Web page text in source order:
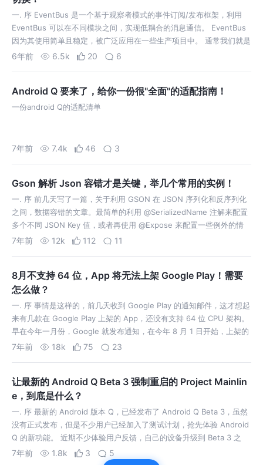
一. 序 EventBus 是一个基于观察者模式的事件订阅/发布框架，利用
EventBus 可以在不同模块之间，实现低耦合的消息通信。 EventBus
因为其使用简单且稳定，被广泛应用在一些生产项目中。 通常我们就是
使用 EventBus 分发一些消息给消息的订阅者，除此之…
6年前 6.5k 20 6
Android Q 要来了，给你一份很"全面"的适配指南！
一份android Q的适配清单
7年前 7.4k 46 3
Gson 解析 Json 容错才是关键，举几个常用的实例！
一. 序 前几天写了一篇，关于利用 GSON 在 JSON 序列化和反序列化
之间，数据容错的文章。最简单的利用 @SerializedName 注解来配置
多个不同 JSON Key 值，或者再使用 @Expose 来配置一些例外的情
况。更复杂一些的数据，可以使用 TypeAda…
7年前 12k 112 11
8月不支持 64 位，App 将无法上架 Google Play！需要
怎么做？
一. 序 事情是这样的，前几天收到 Google Play 的通知邮件，这才想起
来有几款在 Google Play 上架的 App，还没有支持 64 位 CPU 架构。
早在今年一月份，Google 就发布通知，在今年 8 月 1 日开始，上架的
App，除了提供 32 位的版…
7年前 18k 75 23
让最新的 Android Q Beta 3 强制重启的 Project Mainlin
e，到底是什么？
一. 序 最新的 Android 版本 Q，已经发布了 Android Q Beta 3，虽然
没有正式发布，但是不少用户已经加入了测试计划，抢先体验 Android
Q 的新功能。 近期不少体验用户反馈，自己的设备升级到 Beta 3 之
后，会出现触不及防的强制重启。谷歌方面已…
7年前 1.8k 3 5